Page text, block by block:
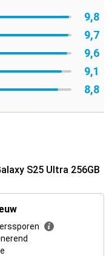
9,8
9,7
9,6
9,1
8,8
S25 Ultra 256GB